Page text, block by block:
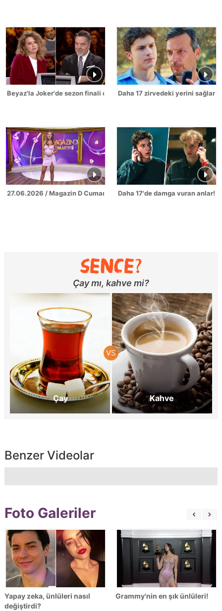
Beyaz'la Joker'de sezon finali coşkusu!Daha 17 zirvedeki yerini
27.06.2026 / Magazin D Cumartesi Daha 17'de damga vuran anlar!
Çay mı, kahve mi?
Çay Kahve
Benzer Videolar
Foto Galeriler
Yapay zeka, ünlüleri nasıl
değiştirdi?
Grammy'nin en şık ünlüleri!